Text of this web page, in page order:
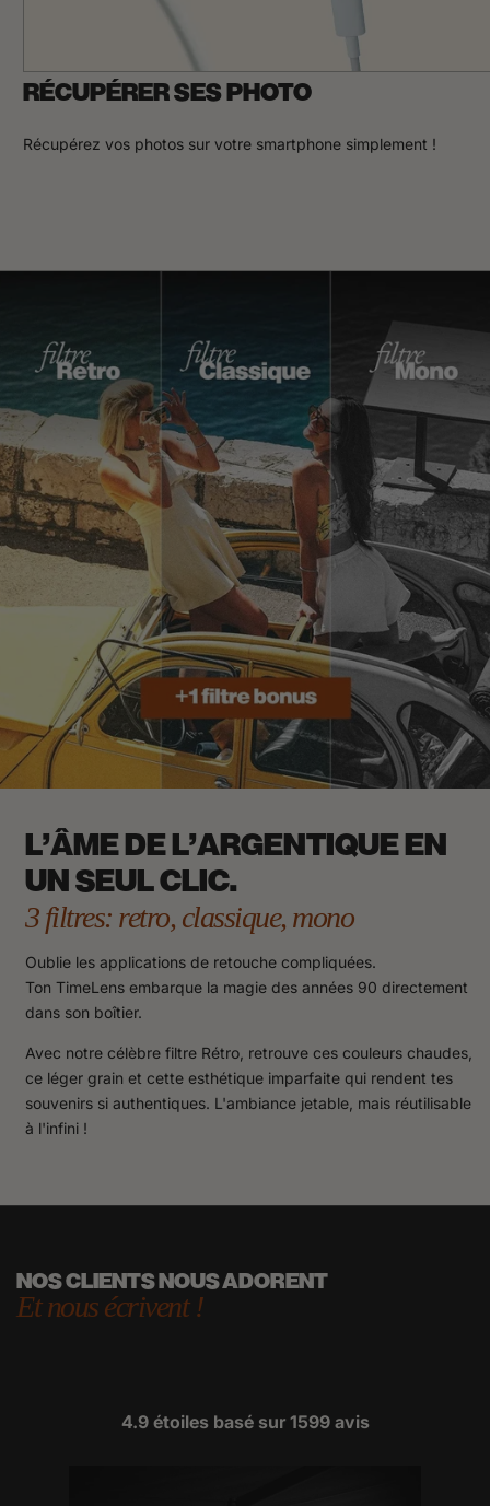
RÉCUPÉRER SES PHOTO
Récupérez vos photos sur votre smartphone simplement !
L'ÂME DE L'ARGENTIQUE EN
UN SEUL CLIC.
3 filtres: retro, classique, mono
Oublie les applications de retouche compliquées.
Ton TimeLens embarque la magie des années 90 directement
dans son boîtier.
Avec notre célèbre filtre Rétro, retrouve ces couleurs chaudes,
ce léger grain et cette esthétique imparfaite qui rendent tes
souvenirs si authentiques. L'ambiance jetable, mais réutilisable
à l'infini !
NOS CLIENTS NOUS ADORENT
Et nous écrivent !
4.9 étoiles basé sur 1599avis